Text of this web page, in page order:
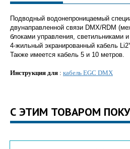
Подводный водонепроницаемый
двунаправленной связи DMX/RDM
блоками управления, светильниками
4-жильный экранированный кабель
Также имеется кабель 5 и 10 метров.
Инструкция для : кабель EGC DMX
С ЭТИМ ТОВАРОМ